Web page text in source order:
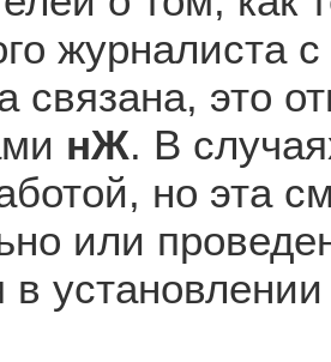
журналиста
связана, это
нЖ. В
но эта
или